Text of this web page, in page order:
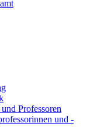
Professoren
und -